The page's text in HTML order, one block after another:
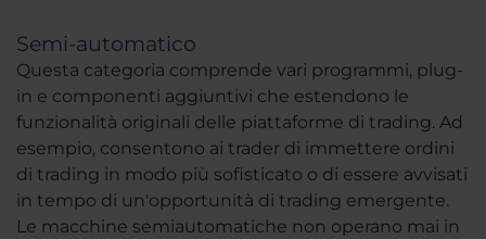
Semi-automatico
Questa categoria comprende vari programmi, plug-
in e componenti aggiuntivi che estendono le
funzionalità originali delle piattaforme di trading. Ad
esempio, consentono ai trader di immettere ordini
di trading in modo più sofisticato o di essere avvisati
in tempo di un'opportunità di trading emergente.
Le macchine semiautomatiche non operano mai in